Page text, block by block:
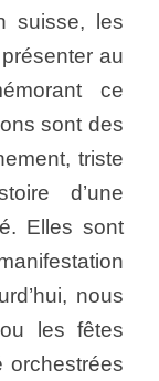
suisse, les
au
ce
sont des
triste
d’une
Elles sont
nous
les fêtes
orchestrées